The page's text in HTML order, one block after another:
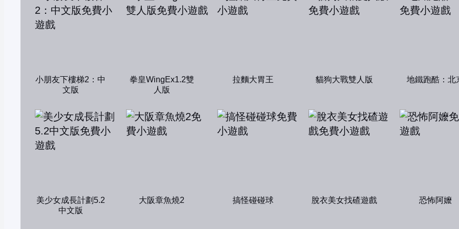
小朋友下樓梯2：中
文版
拳皇WingEx1.2雙
人版
拉麵大胃王 貓狗大戰雙人版 地鐵跑酷：北
美少女成長計劃5.2
中文版
大阪章魚燒2 搞怪碰碰球 脫衣美女找碴遊戲 恐怖阿嬤